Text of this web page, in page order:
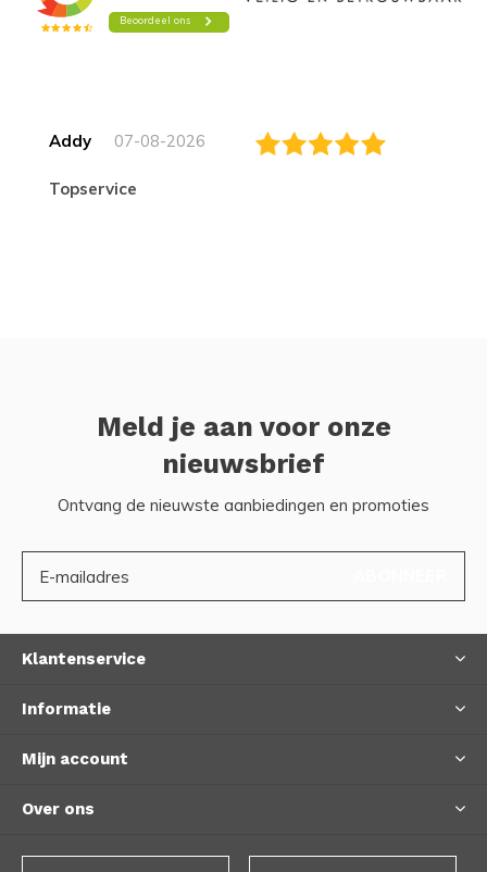
Addy 07-08-2026
topservice
Meld je aan voor onze
nieuwsbrief
Ontvang de nieuwste aanbiedingen en promoties
Klantenservice
Informatie
Mijn account
Over ons